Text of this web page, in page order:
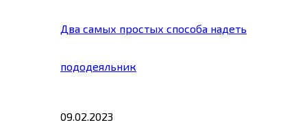
Два самых простых способа надеть
пододеяльник
09.02.2023